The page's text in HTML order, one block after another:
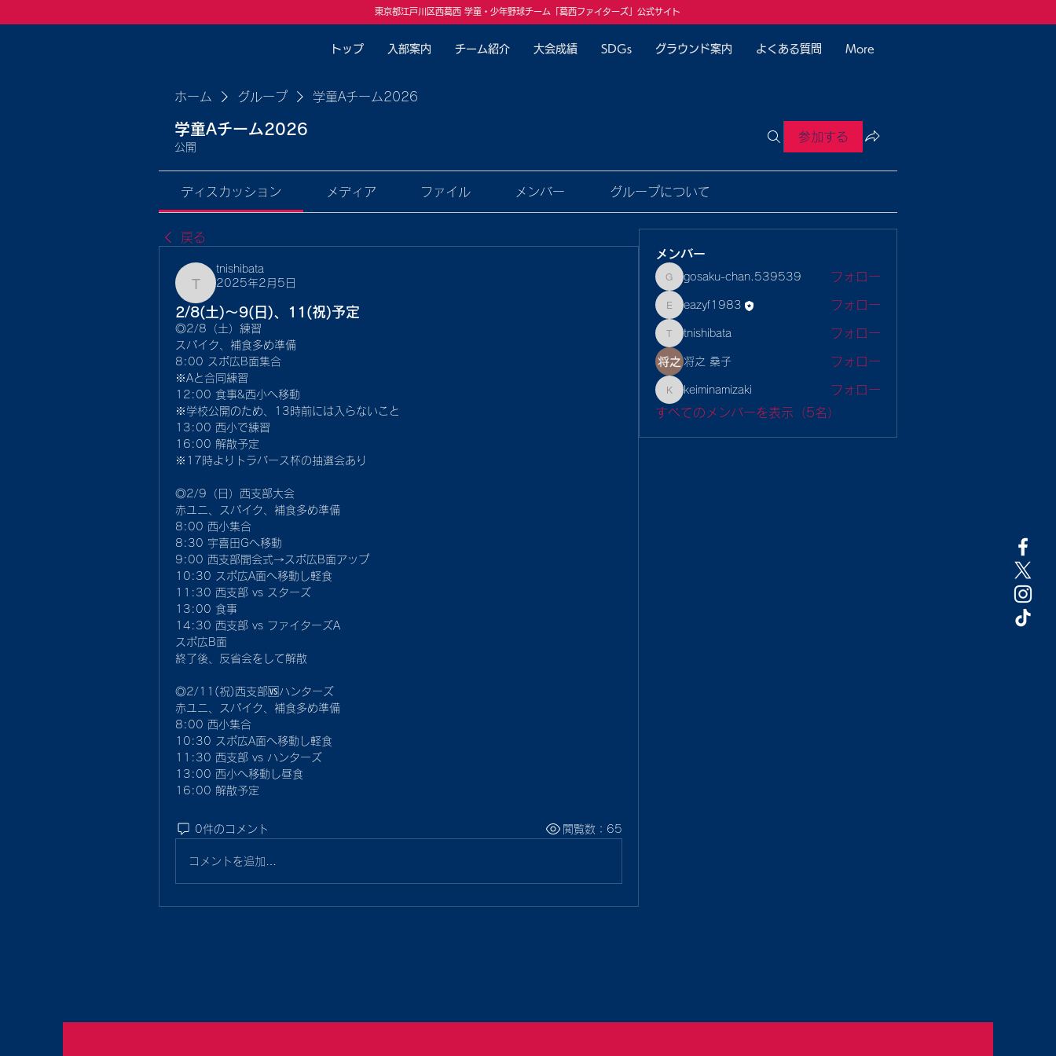
トップ 入部案内 チーム紹介 大会成績 SDGs グラウンド案内 よくある質問 More
東京都江戸川区西葛西 学童・少年野球チーム「葛西ファイターズ」公式サイト
ホーム グループ 学童Aチーム2026
学童Aチーム2026
公開
参加する
ディスカッション メディア ファイル メンバー グループについて
戻る
tnishibata
tnishibata
2025年2月5日
2/8(土)〜9(日)、11(祝)予定
◎2/8（土）練習
スパイク、補食多め準備
8:00 スポ広B面集合
※Aと合同練習
12:00 食事&西小へ移動
※学校公開のため、13時前には入らないこと
13:00 西小で練習
16:00 解散予定
※17時よりトラバース杯の抽選会あり
◎2/9（日）西支部大会
赤ユニ、スパイク、補食多め準備
8:00 西小集合
8:30 宇喜田Gへ移動
9:00 西支部開会式→スポ広B面アップ
10:30 スポ広A面へ移動し軽食
11:30 西支部 vs スターズ
13:00 食事
14:30 西支部 vs ファイターズA
スポ広B面
終了後、反省会をして解散
◎2/11(祝)西支部🆚ハンターズ
赤ユニ、スパイク、補食多め準備
8:00 西小集合
10:30 スポ広A面へ移動し軽食
11:30 西支部 vs ハンターズ
13:00 西小へ移動し昼食
16:00 解散予定
0件のコメント 閲覧数：65
コメントを追加…
メンバー
gosaku-chan.539539
gosaku-chan.539539 フォロー
eazyf1983
eazyf1983 フォロー
tnishibata
tnishibata フォロー
将之 桑子 フォロー
keiminamizaki
keiminamizaki
フォロー
すべてのメンバーを表示（5名）